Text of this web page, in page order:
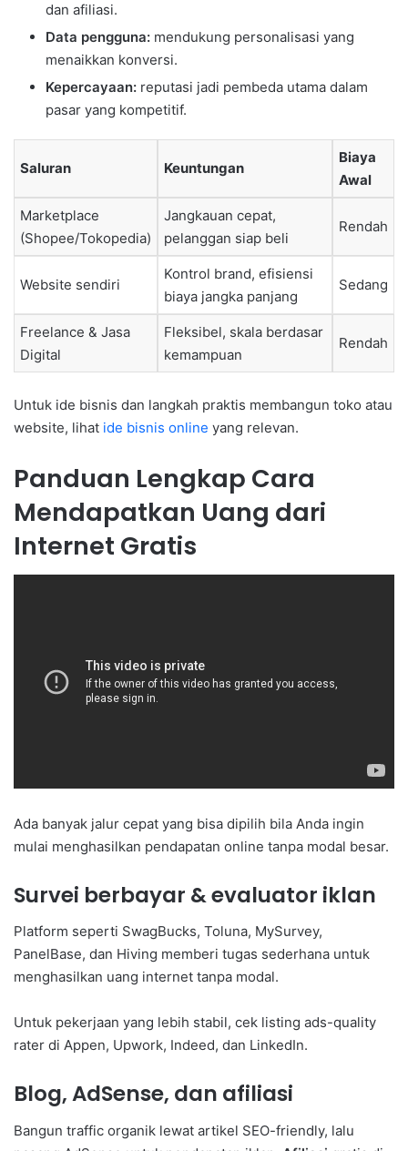
dan afiliasi.
Data pengguna: mendukung personalisasi yang
menaikkan konversi.
Kepercayaan: reputasi jadi pembeda utama dalam
pasar yang kompetitif.
Saluran Keuntungan
Biaya
Awal
Marketplace
(Shopee/Tokopedia)
Jangkauan cepat,
pelanggan siap beli
Rendah
Website sendiri
Kontrol brand, efisiensi
biaya jangka panjang
Sedang
Freelance & Jasa
Digital
Fleksibel, skala berdasar
kemampuan
Rendah
Untuk ide bisnis dan langkah praktis membangun toko atau
website, lihat ide bisnis online yang relevan.
Panduan Lengkap Cara
Mendapatkan Uang dari
Internet Gratis
Ada banyak jalur cepat yang bisa dipilih bila Anda ingin
mulai menghasilkan pendapatan online tanpa modal besar.
Survei berbayar & evaluator iklan
Platform seperti SwagBucks, Toluna, MySurvey,
PanelBase, dan Hiving memberi tugas sederhana untuk
menghasilkan uang internet tanpa modal.
Untuk pekerjaan yang lebih stabil, cek listing ads-quality
rater di Appen, Upwork, Indeed, dan LinkedIn.
Blog, AdSense, dan afiliasi
Bangun traffic organik lewat artikel SEO-friendly, lalu